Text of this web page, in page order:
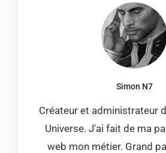
Simon N7
Créateur et administrateur
Universe. J'ai fait de ma
web mon métier. Grand